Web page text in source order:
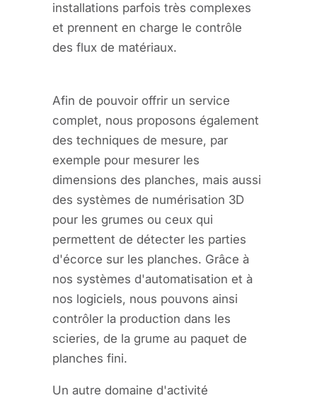
installations parfois très complexes
et prennent en charge le contrôle
des flux de matériaux.
Afin de pouvoir offrir un service
complet, nous proposons également
des techniques de mesure, par
exemple pour mesurer les
dimensions des planches, mais aussi
des systèmes de numérisation 3D
pour les grumes ou ceux qui
permettent de détecter les parties
d'écorce sur les planches. Grâce à
nos systèmes d'automatisation et à
nos logiciels, nous pouvons ainsi
contrôler la production dans les
scieries, de la grume au paquet de
planches fini.
Un autre domaine d'activité